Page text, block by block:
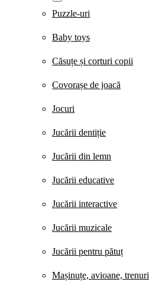
Puzzle-uri
Baby toys
Căsuțe și corturi copii
Covorașe de joacă
Jocuri
Jucării dentiție
Jucării din lemn
Jucării educative
Jucării interactive
Jucării muzicale
Jucării pentru pătuț
Mașinuțe, avioane, trenuri